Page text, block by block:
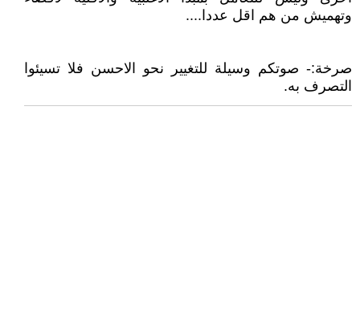
وتهميش من هم اقل عددا....
صرخة:- صوتكم وسيلة للتغيير نحو الاحسن فلا تسيئوا
التصرف به.